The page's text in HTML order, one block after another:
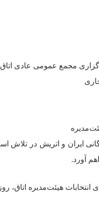
مجمع عمومی عادی اتاق
ایران و اتریش در
آورد.
اتاق، روز یکشنبه ۳۰ خرداد